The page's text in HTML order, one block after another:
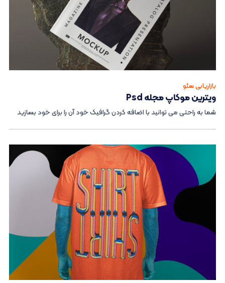
بازاریابی سئو
ویترین موکاپ مجله Psd
شما به راحتی می توانید با اضافه کردن گرافیک خود آن را برای خود بسازید